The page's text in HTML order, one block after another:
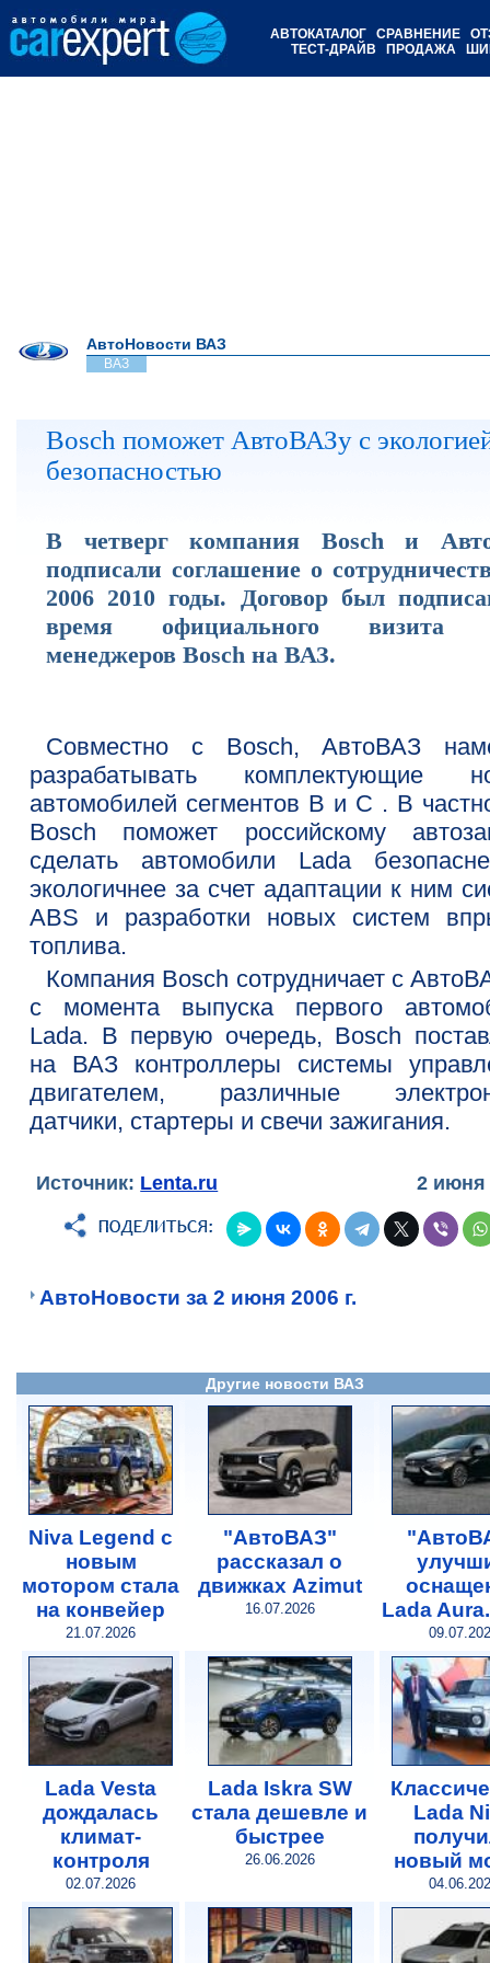
АВТОКАТАЛОГ СРАВНЕНИЕ
ТЕСТ-ДРАЙВ
ПРОДАЖА
АвтоНовости ВАЗ
ВАЗ
Bosch поможет АвтоВАЗу с
безопасностью
В четверг компания Bosch и
подписали соглашение о
2006 2010 годы. Договор был
время официального визита
менеджеров Bosch на ВАЗ.
Совместно с Bosch, АвтоВАЗ
разрабатывать комплектующие
автомобилей сегментов B и C . В
Bosch поможет российскому
сделать автомобили Lada
экологичнее за счет адаптации к ним
ABS и разработки новых систем
топлива.
Компания Bosch сотрудничает с
с момента выпуска первого
Lada. В первую очередь, Bosch
на ВАЗ контроллеры системы
двигателем, различные
датчики, стартеры и свечи зажигания.
Источник: Lenta.ru 2 июня
АвтоНовости за 2 июня 2006 г.
Другие новости ВАЗ
Niva Legend с
новым
мотором стала
на конвейер
21.07.2026
"АвтоВАЗ"
рассказал о
движках Azimut
16.07.2026
Lada
Lada Vesta
дождалась
климат-
контроля
02.07.2026
Lada Iskra SW
стала дешевле и
быстрее
26.06.2026
Lada
новый